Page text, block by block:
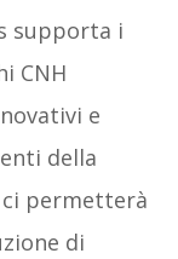
supporta i
CNH
e
della
permetterà
di